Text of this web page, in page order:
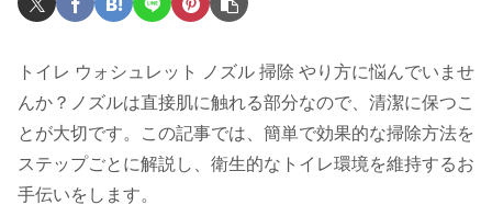
トイレ ウォシュレット ノズル 掃除 やり方に悩んでいませ
んか？ノズルは直接肌に触れる部分なので、清潔に保つこ
とが大切です。この記事では、簡単で効果的な掃除方法を
ステップごとに解説し、衛生的なトイレ環境を維持するお
手伝いをします。